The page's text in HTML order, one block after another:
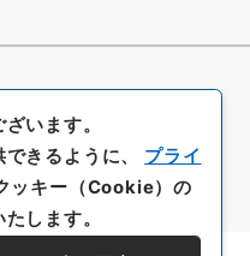
います。
きるように、 プライ
ッキー（Cookie）の
します。